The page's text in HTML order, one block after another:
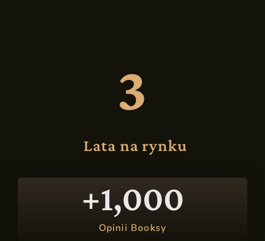
3
Lata na rynku
Opinii Booksy
+1,000